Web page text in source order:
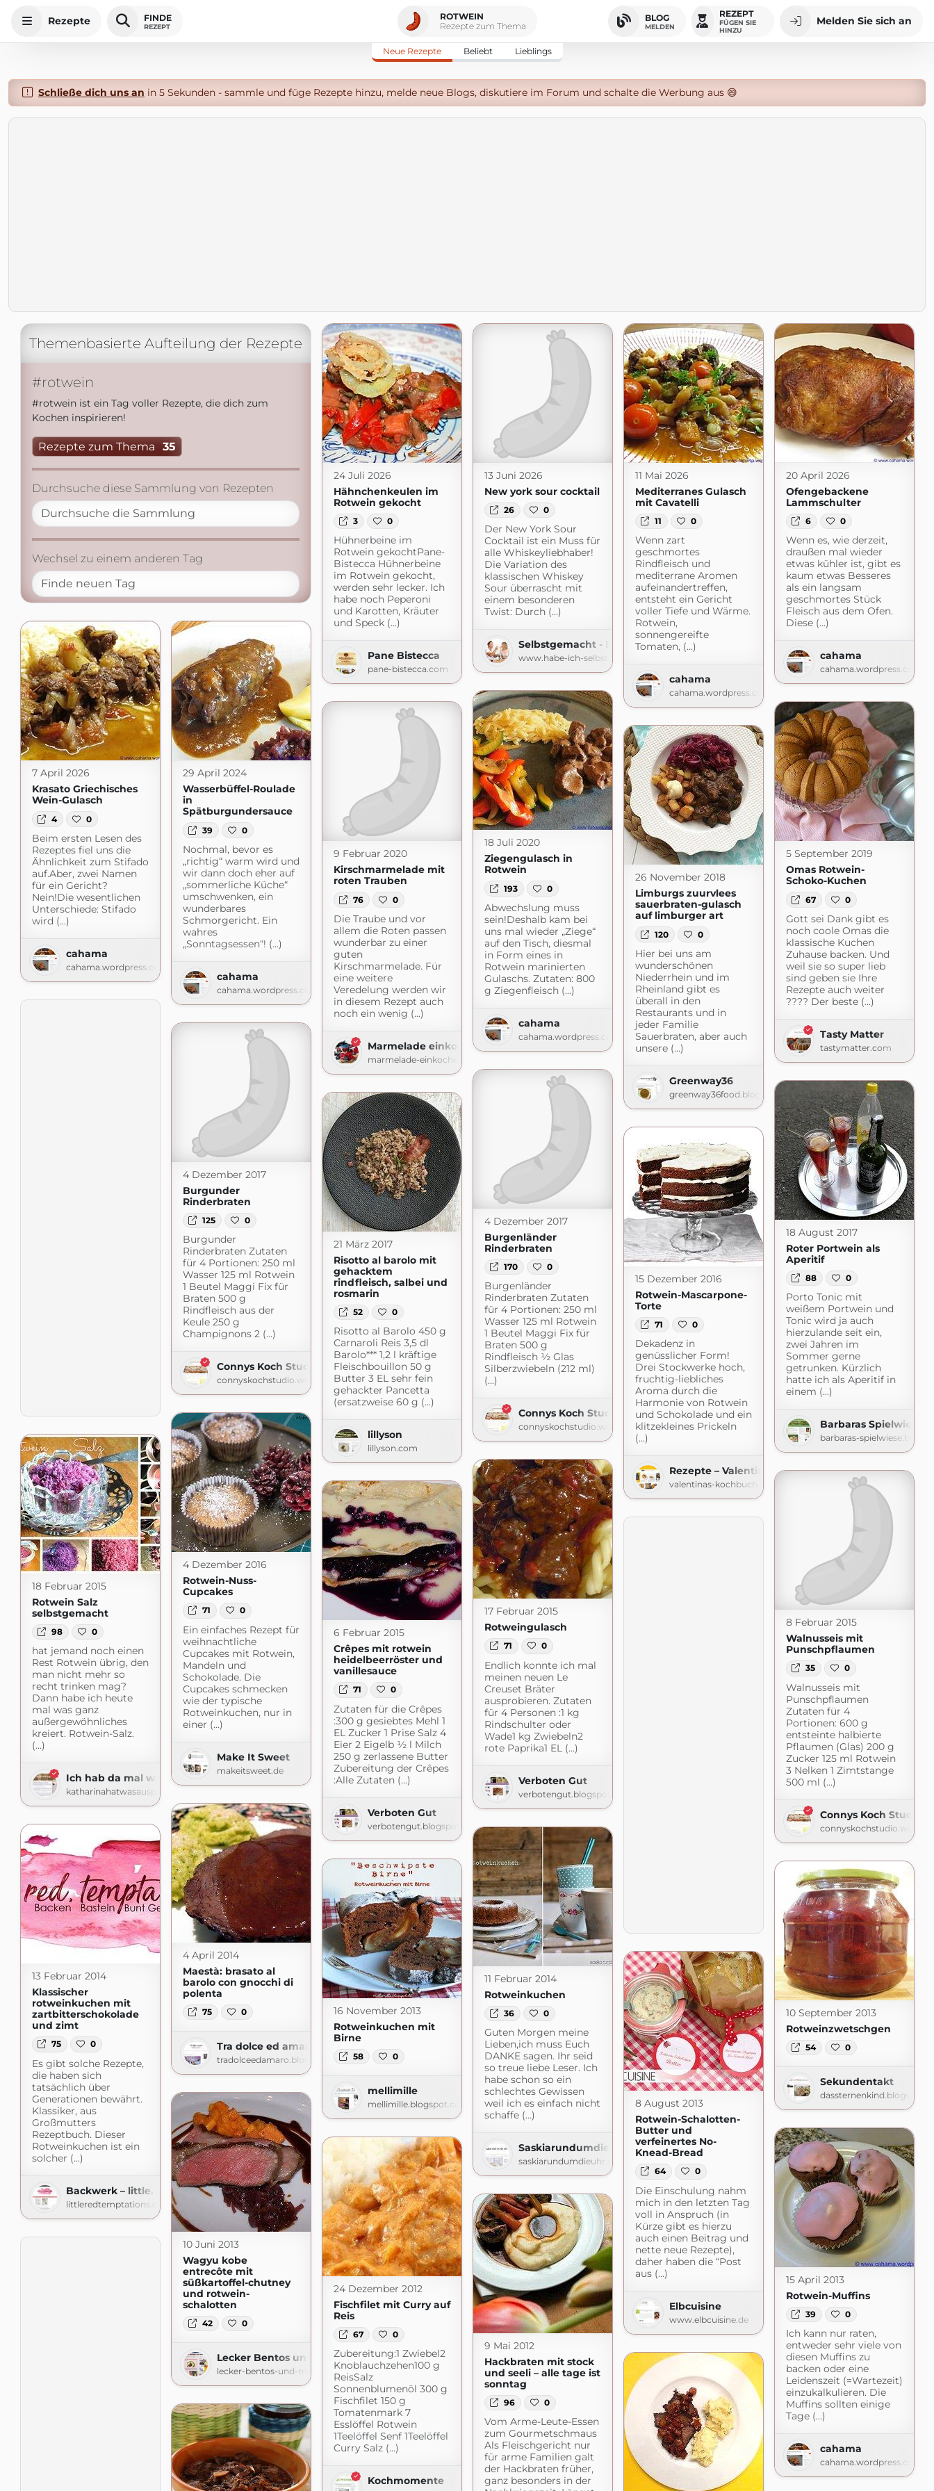
Rezepte FINDE
REZEPT
ROTWEIN
Rezepte zum Thema
BLOG
MELDEN
REZEPT
FÜGEN SIE
HINZU
Melden Sie sich an
Neue Rezepte Beliebt Lieblings
Schließe dich uns an in 5 Sekunden - sammle und füge Rezepte hinzu, melde neue Blogs, diskutiere im Forum und schalte die Werbung aus 😄
Themenbasierte Aufteilung der Rezepte
#rotwein
#rotwein ist ein Tag voller Rezepte, die dich zum
Kochen inspirieren!
Rezepte zum Thema 35
Durchsuche diese Sammlung von Rezepten
Wechsel zu einem anderen Tag
24 Juli 2026
Hähnchenkeulen im
Rotwein gekocht
3 0
Hühnerbeine im
Rotwein gekochtPane-
Bistecca Hühnerbeine
im Rotwein gekocht,
werden sehr lecker. Ich
habe noch Peperoni
und Karotten, Kräuter
und Speck (...)
Pane Bistecca
pane-bistecca.com
13 Juni 2026
New york sour cocktail
26 0
Der New York Sour
Cocktail ist ein Muss für
alle Whiskeyliebhaber!
Die Variation des
klassischen Whiskey
Sour überrascht mit
einem besonderen
Twist: Durch (...)
Selbstgemacht - Der Foodblog
www.habe-ich-selbstgemacht.de
11 Mai 2026
Mediterranes Gulasch
mit Cavatelli
11 0
Wenn zart
geschmortes
Rindfleisch und
mediterrane Aromen
aufeinandertreffen,
entsteht ein Gericht
voller Tiefe und Wärme.
Rotwein,
sonnengereifte
Tomaten, (...)
cahama
cahama.wordpress.com
20 April 2026
Ofengebackene
Lammschulter
6 0
Wenn es, wie derzeit,
draußen mal wieder
etwas kühler ist, gibt es
kaum etwas Besseres
als ein langsam
geschmortes Stück
Fleisch aus dem Ofen.
Diese (...)
cahama
cahama.wordpress.com
7 April 2026
Krasato Griechisches
Wein-Gulasch
4 0
Beim ersten Lesen des
Rezeptes fiel uns die
Ähnlichkeit zum Stifado
auf.Aber, zwei Namen
für ein Gericht?
Nein!Die wesentlichen
Unterschiede: Stifado
wird (...)
cahama
cahama.wordpress.com
29 April 2024
Wasserbüffel-Roulade
in
Spätburgundersauce
39 0
Nochmal, bevor es
„richtig“ warm wird und
wir dann doch eher auf
„sommerliche Küche“
umschwenken, ein
wunderbares
Schmorgericht. Ein
wahres
„Sonntagsessen“! (...)
cahama
cahama.wordpress.com
18 Juli 2020
Ziegengulasch in
Rotwein
193 0
Abwechslung muss
sein!Deshalb kam bei
uns mal wieder „Ziege“
auf den Tisch, diesmal
in Form eines in
Rotwein marinierten
Gulaschs. Zutaten: 800
g Ziegenfleisch (...)
cahama
cahama.wordpress.com
9 Februar 2020
Kirschmarmelade mit
roten Trauben
76 0
Die Traube und vor
allem die Roten passen
wunderbar zu einer
guten
Kirschmarmelade. Für
eine weitere
Veredelung werden wir
in diesem Rezept auch
noch ein wenig (...)
Marmelade einkochen
marmelade-einkochen.de
5 September 2019
Omas Rotwein-
Schoko-Kuchen
67 0
Gott sei Dank gibt es
noch coole Omas die
klassische Kuchen
Zuhause backen. Und
weil sie so super lieb
sind geben sie Ihre
Rezepte auch weiter
???? Der beste (...)
Tasty Matter
tastymatter.com
26 November 2018
Limburgs zuurvlees
sauerbraten-gulasch
auf limburger art
120 0
Hier bei uns am
wunderschönen
Niederrhein und im
Rheinland gibt es
überall in den
Restaurants und in
jeder Familie
Sauerbraten, aber auch
unsere (...)
Greenway36
greenway36food.blogspot.com
4 Dezember 2017
Burgunder
Rinderbraten
125 0
Burgunder
Rinderbraten Zutaten
für 4 Portionen: 250 ml
Wasser 125 ml Rotwein
1 Beutel Maggi Fix für
Braten 500 g
Rindfleisch aus der
Keule 250 g
Champignons 2 (...)
Connys Koch Studio
connyskochstudio.wordpress.com
4 Dezember 2017
Burgenländer
Rinderbraten
170 0
Burgenländer
Rinderbraten Zutaten
für 4 Portionen: 250 ml
Wasser 125 ml Rotwein
1 Beutel Maggi Fix für
Braten 500 g
Rindfleisch ½ Glas
Silberzwiebeln (212 ml)
(...)
Connys Koch Studio
connyskochstudio.wordpress.com
18 August 2017
Roter Portwein als
Aperitif
88 0
Porto Tonic mit
weißem Portwein und
Tonic wird ja auch
hierzulande seit ein,
zwei Jahren im
Sommer gerne
getrunken. Kürzlich
hatte ich als Aperitif in
einem (...)
Barbaras Spielwiese
barbaras-
21 März 2017
Risotto al barolo mit
gehacktem
rindfleisch, salbei und
rosmarin
52 0
Risotto al Barolo 450 g
Carnaroli Reis 3,5 dl
Barolo*** 1,2 l kräftige
Fleischbouillon 50 g
Butter 3 EL sehr fein
gehackter Pancetta
(ersatzweise 60 g (...)
lillyson
lillyson.com
15 Dezember 2016
Rotwein-Mascarpone-
Torte
71 0
Dekadenz in
genüsslicher Form!
Drei Stockwerke hoch,
fruchtig-liebliches
Aroma durch die
Harmonie von Rotwein
und Schokolade und ein
klitzekleines Prickeln
(...)
Rezepte – Valentinas-Kochbuch.de
valentinas-kochbuch.de
4 Dezember 2016
Rotwein-Nuss-
Cupcakes
71 0
Ein einfaches Rezept für
weihnachtliche
Cupcakes mit Rotwein,
Mandeln und
Schokolade. Die
Cupcakes schmecken
wie der typische
Rotweinkuchen, nur in
einer (...)
Make It Sweet
makeitsweet.de
18 Februar 2015
Rotwein Salz
selbstgemacht
98 0
hat jemand noch einen
Rest Rotwein übrig, den
man nicht mehr so
recht trinken mag?
Dann habe ich heute
mal was ganz
außergewöhnliches
kreiert. Rotwein-Salz.
(...)
Ich hab da mal was ausprobiert
katharinahatwasausprobiert.blogspot.com
17 Februar 2015
Rotweingulasch
71 0
Endlich konnte ich mal
meinen neuen Le
Creuset Bräter
ausprobieren. Zutaten
für 4 Personen :1 kg
Rindschulter oder
Wade1 kg Zwiebeln2
rote Paprika1 EL (...)
Verboten Gut
verbotengut.blogspot.com
8 Februar 2015
Walnusseis mit
Punschpflaumen
35 0
Walnusseis mit
Punschpflaumen
Zutaten für 4
Portionen: 600 g
entsteinte halbierte
Pflaumen (Glas) 200 g
Zucker 125 ml Rotwein
3 Nelken 1 Zimtstange
500 ml (...)
Connys Koch Studio
6 Februar 2015
Crêpes mit rotwein
heidelbeerröster und
vanillesauce
71 0
Zutaten für die Crêpes
:300 g gesiebtes Mehl 1
EL Zucker 1 Prise Salz 4
Eier 2 Eigelb ½ l Milch
250 g zerlassene Butter
Zubereitung der Crêpes
:Alle Zutaten (...)
Verboten Gut
verbotengut.blogspot.com
4 April 2014
Maestà: brasato al
barolo con gnocchi di
polenta
75 0
Tra dolce ed amaro
tradolceedamaro.blogspot.com
13 Februar 2014
Klassischer
rotweinkuchen mit
zartbitterschokolade
und zimt
75 0
Es gibt solche Rezepte,
die haben sich
tatsächlich über
Generationen bewährt.
Klassiker, aus
Großmutters
Rezeptbuch. Dieser
Rotweinkuchen ist ein
solcher (...)
Backwerk – little. red. temptations.
littleredtemptations.com
11 Februar 2014
Rotweinkuchen
36 0
Guten Morgen meine
Lieben,ich muss Euch
DANKE sagen. Ihr seid
so treue liebe Leser. Ich
habe schon so ein
schlechtes Gewissen
weil ich es einfach nicht
schaffe (...)
SaskiarundumdieUhr
saskiarundumdieuhr.blogspot.com
16 November 2013
Rotweinkuchen mit
Birne
58 0
mellimille
mellimille.blogspot.com
10 September 2013
Rotweinzwetschgen
54 0
Sekundentakt
8 August 2013
Rotwein-Schalotten-
Butter und
verfeinertes No-
Knead-Bread
64 0
Die Einschulung nahm
mich in den letzten Tag
voll in Anspruch (in
Kürze gibt es hierzu
auch einen Beitrag und
nette neue Rezepte),
daher haben die “Post
aus (...)
Elbcuisine
www.elbcuisine.de
10 Juni 2013
Wagyu kobe
entrecôte mit
süßkartoffel-chutney
und rotwein-
schalotten
42 0
Lecker Bentos und mehr
lecker-bentos-und-mehr.blogspot.com
15 April 2013
Rotwein-Muffins
39 0
Ich kann nur raten,
entweder sehr viele von
diesen Muffins zu
backen oder eine
Leidenszeit (=Wartezeit)
einzukalkulieren. Die
Muffins sollten einige
Tage (...)
cahama
cahama.wordpress.com
24 Dezember 2012
Fischfilet mit Curry auf
Reis
67 0
Zubereitung:1 Zwiebel2
Knoblauchzehen100 g
ReisSalz
Sonnenblumenöl 300 g
Fischfilet 150 g
Tomatenmark 7
Esslöffel Rotwein
1Teelöffel Senf 1Teelöffel
Curry Salz (...)
Kochmomente
9 Mai 2012
Hackbraten mit stock
und seeli – alle tage ist
sonntag
96 0
Vom Arme-Leute-Essen
zum Gourmetschmaus
Als Fleischgericht nur
für arme Familien galt
der Hackbraten früher,
ganz besonders in der